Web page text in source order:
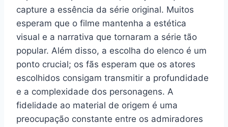
capture a essência da série original. Muitos
esperam que o filme mantenha a estética
visual e a narrativa que tornaram a série tão
popular. Além disso, a escolha do elenco é um
ponto crucial; os fãs esperam que os atores
escolhidos consigam transmitir a profundidade
e a complexidade dos personagens. A
fidelidade ao material de origem é uma
preocupação constante entre os admiradores